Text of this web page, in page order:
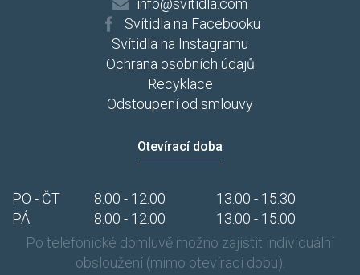
info@svitidla.com
Svítidla na Facebooku
Svítidla na Instagramu
Ochrana osobních údajů
Recyklace
Odstoupení od smlouvy
Otevírací doba
PO - ČT 8:00 - 12:00
13:00 - 15:30
PÁ
8:00 - 12:00
13:00 - 15:00
Po telefonické domluvě možno zajistit individuální
obsloužení (mimo otevírací dobu).